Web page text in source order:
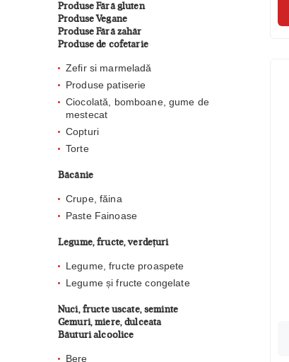
Produse Fără gluten
Produse Vegane
Produse Fără zahăr
Produse de cofetarie
Zefir si marmeladă
Produse patiserie
Ciocolată, bomboane, gume de
mestecat
Copturi
Torte
Băcănie
Crupe, făina
Paste Fainoase
Legume, fructe, verdețuri
Legume, fructe proaspete
Legume și fructe congelate
Nuci, fructe uscate, seminte
Gemuri, miere, dulceata
Băuturi alcoolice
Bere